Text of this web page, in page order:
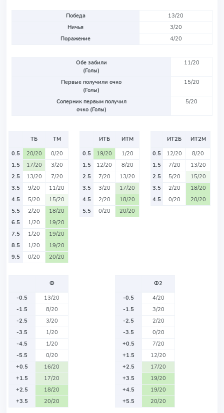
Победа
13/20
Ничья
3/20
Поражение
4/20
Обе забили
(Голы)
11/20
Первые получили очко
(Голы)
15/20
Соперник первым получил
очко (Голы)
5/20
ТБ
ТМ
0.5
20/20
0/20
1.5
17/20
3/20
2.5
13/20
7/20
3.5
9/20
11/20
4.5
5/20
15/20
5.5
2/20
18/20
6.5
1/20
19/20
7.5
1/20
19/20
8.5
1/20
19/20
9.5
0/20 20/20
ИТБ
ИТМ
0.5
19/20
1/20
1.5
12/20
8/20
2.5
7/20
13/20
3.5
3/20
17/20
4.5
2/20
18/20
5.5
0/20 20/20
ИТ2Б
ИТ2М
0.5
12/20
8/20
1.5
7/20
13/20
2.5
5/20
15/20
3.5
2/20
18/20
4.5
0/20 20/20
Ф
-0.5
13/20
-1.5
8/20
-2.5
3/20
-3.5
1/20
-4.5
1/20
-5.5
0/20
+0.5
16/20
+1.5
17/20
+2.5
18/20
+3.5
20/20
Ф2
-0.5
4/20
-1.5
3/20
-2.5
2/20
-3.5
0/20
+0.5
7/20
+1.5
12/20
+2.5
17/20
+3.5
19/20
+4.5
19/20
+5.5
20/20